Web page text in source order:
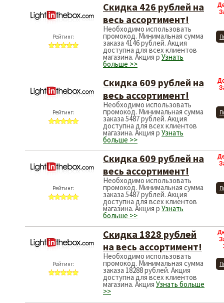
Рейтинг:
Скидка 426 рублей на
весь ассортимент!
Необходимо использовать
промокод. Минимальная сумма
заказа 4146 рублей. Акция
доступна для всех клиентов
магазина. Акция р Узнать
больше >>
Рейтинг:
Скидка 609 рублей на
весь ассортимент!
Необходимо использовать
промокод. Минимальная сумма
заказа 5487 рублей. Акция
доступна для всех клиентов
магазина. Акция р Узнать
больше >>
Рейтинг:
Скидка 609 рублей на
весь ассортимент!
Необходимо использовать
промокод. Минимальная сумма
заказа 5487 рублей. Акция
доступна для всех клиентов
магазина. Акция р Узнать
больше >>
Рейтинг:
Скидка 1828 рублей
на весь ассортимент!
Необходимо использовать
промокод. Минимальная сумма
заказа 18288 рублей. Акция
доступна для всех клиентов
магазина. Акция Узнать больше
>>